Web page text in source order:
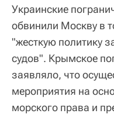
Украинские
обвинили Москву в
"жесткую политику
судов". Крымское
заявляло, что
мероприятия на
морского права и